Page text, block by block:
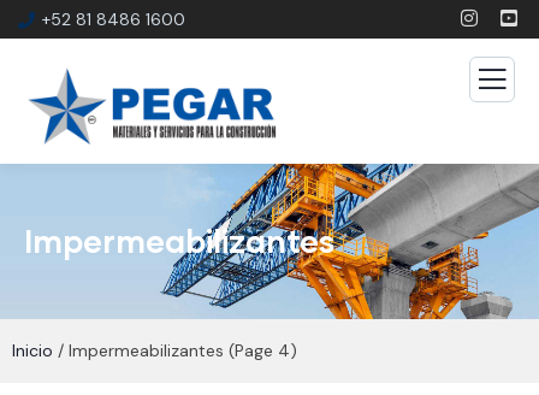
+52 81 8486 1600
Impermeabilizantes
Inicio / Impermeabilizantes (Page 4)